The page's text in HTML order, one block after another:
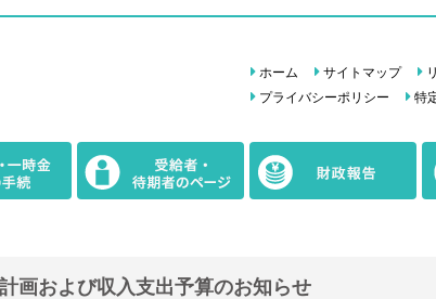
ホーム サイトマップ
プライバシーポリシー
特
受給者・
待期者のページ
財政報告
画および収入支出予算のお知らせ